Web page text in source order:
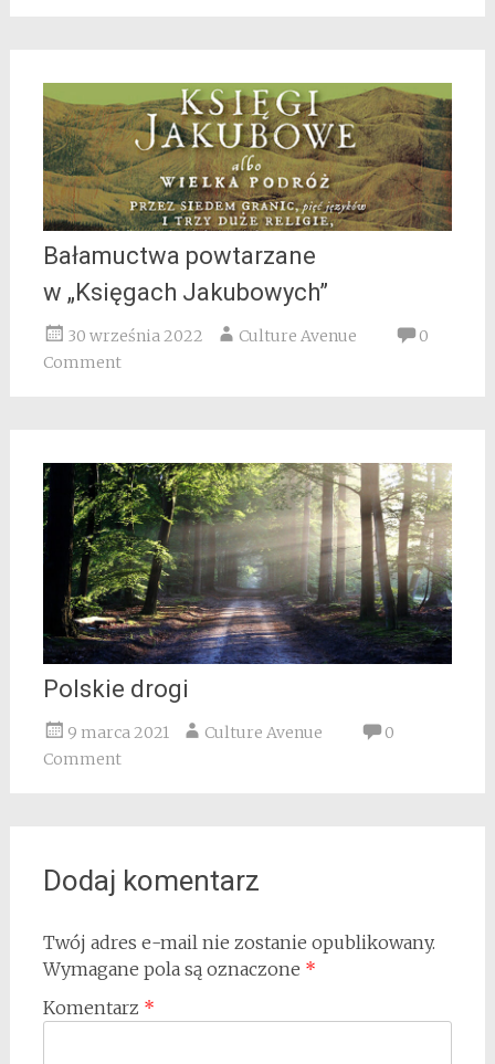
Bałamuctwa powtarzane
w „Księgach Jakubowych”
30 września 2022 Culture Avenue
0
Comment
Polskie drogi
9 marca 2021 Culture Avenue
0
Comment
Dodaj komentarz
Twój adres e-mail nie zostanie opublikowany.
Wymagane pola są oznaczone *
Komentarz *